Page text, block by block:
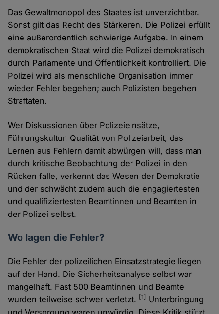
Das Gewaltmonopol des Staates ist unverzichtbar.
Sonst gilt das Recht des Stärkeren. Die Polizei erfüllt
eine außerordentlich schwierige Aufgabe. In einem
demokratischen Staat wird die Polizei demokratisch
durch Parlamente und Öffentlichkeit kontrolliert. Die
Polizei wird als menschliche Organisation immer
wieder Fehler begehen; auch Polizisten begehen
Straftaten.
Wer Diskussionen über Polizeieinsätze,
Führungskultur, Qualität von Polizeiarbeit, das
Lernen aus Fehlern damit abwürgen will, dass man
durch kritische Beobachtung der Polizei in den
Rücken falle, verkennt das Wesen der Demokratie
und der schwächt zudem auch die engagiertesten
und qualifiziertesten Beamtinnen und Beamten in
der Polizei selbst.
Wo lagen die Fehler?
Die Fehler der polizeilichen Einsatzstrategie liegen
auf der Hand. Die Sicherheitsanalyse selbst war
mangelhaft. Fast 500 Beamtinnen und Beamte
wurden teilweise schwer verletzt. [1] Unterbringung